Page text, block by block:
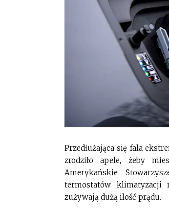
Przedłużająca się fala
zrodziło apele, żeby
Amerykańskie
termostatów klimatyzacji
zużywają dużą ilość prądu.